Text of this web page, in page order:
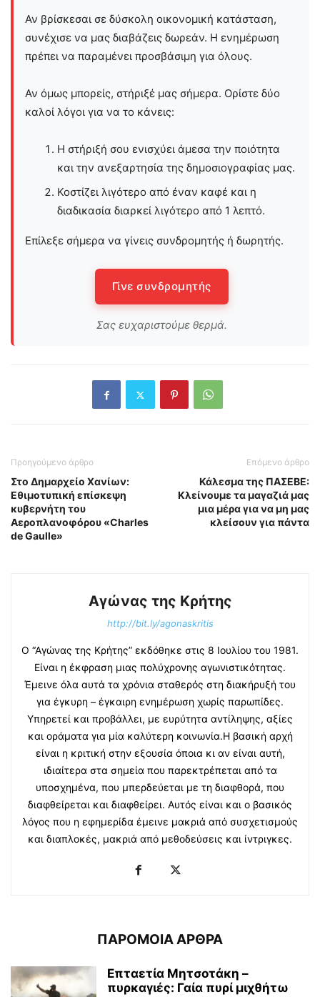
Αν βρίσκεσαι σε δύσκολη οικονομική κατάσταση,
συνέχισε να μας διαβάζεις δωρεάν. Η ενημέρωση
πρέπει να παραμένει προσβάσιμη για όλους.
Αν όμως μπορείς, στήριξέ μας σήμερα. Ορίστε δύο
καλοί λόγοι για να το κάνεις:
Η στήριξή σου ενισχύει άμεσα την ποιότητα
και την ανεξαρτησία της δημοσιογραφίας μας.
Κοστίζει λιγότερο από έναν καφέ και η
διαδικασία διαρκεί λιγότερο από 1 λεπτό.
Επίλεξε σήμερα να γίνεις συνδρομητής ή δωρητής.
Γίνε συνδρομητής
Σας ευχαριστούμε θερμά.
Προηγούμενο άρθρο
Στο Δημαρχείο Χανίων:
Εθιμοτυπική επίσκεψη
κυβερνήτη του
Αεροπλανοφόρου «Charles
de Gaulle»
Επόμενο άρθρο
Κάλεσμα της ΠΑΣΕΒΕ:
Κλείνουμε τα μαγαζιά μας
μια μέρα για να μη μας
κλείσουν για πάντα
Αγώνας της Κρήτης
http://bit.ly/agonaskritis
Ο “Αγώνας της Κρήτης” εκδόθηκε στις 8 Ιουλίου του 1981.
Είναι η έκφραση μιας πολύχρονης αγωνιστικότητας.
Έμεινε όλα αυτά τα χρόνια σταθερός στη διακήρυξή του
για έγκυρη – έγκαιρη ενημέρωση χωρίς παρωπίδες.
Υπηρετεί και προβάλλει, με ευρύτητα αντίληψης, αξίες
και οράματα για μία καλύτερη κοινωνία.Η βασική αρχή
είναι η κριτική στην εξουσία όποια κι αν είναι αυτή,
ιδιαίτερα στα σημεία που παρεκτρέπεται από τα
υποσχημένα, που μπερδεύεται με τη διαφθορά, που
διαφθείρεται και διαφθείρει. Αυτός είναι και ο βασικός
λόγος που η εφημερίδα έμεινε μακριά από συσχετισμούς
και διαπλοκές, μακριά από μεθοδεύσεις και ίντριγκες.
ΠΑΡΟΜΟΙΑ ΑΡΘΡΑ
Επταετία Μητσοτάκη –
πυρκαγιές: Γαία πυρί μιχθήτω